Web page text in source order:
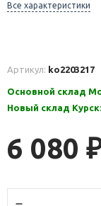
Все характеристики
Артикул: ko2203217
Основной склад
Новый склад
6 080